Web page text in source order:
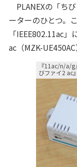
PLANEXの「ち
ーターのひとつ。
「IEEE802.11ac
ac（MZK-
『11ac/n/a/
びファイ2 ac